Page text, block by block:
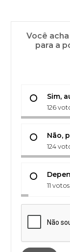
Você
para a
Sim,
126
Não,
124
11 votos